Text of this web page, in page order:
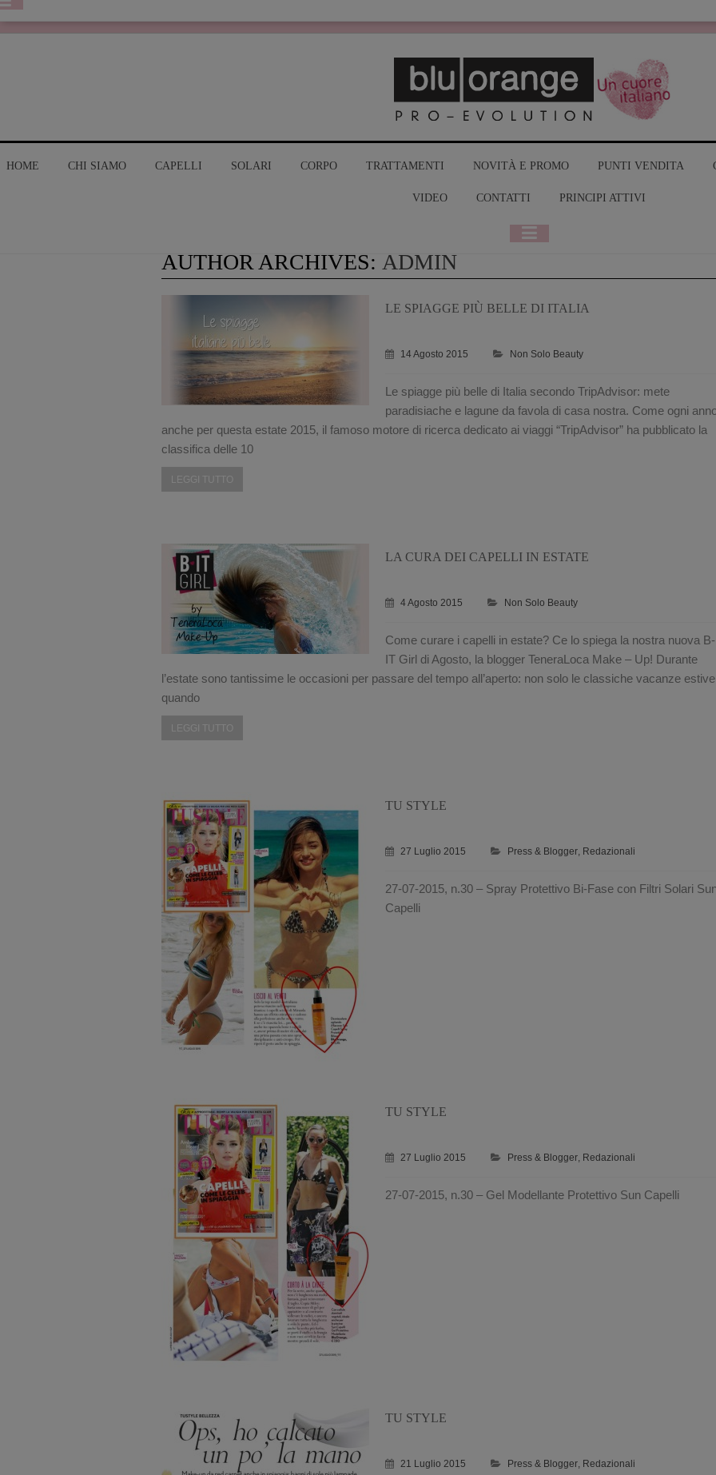
HOME CHI SIAMO CAPELLI SOLARI CORPO TRATTAMENTI NOVITÀ E PROMO PUNTI VENDITA
VIDEO CONTATTI PRINCIPI ATTIVI
AUTHOR ARCHIVES: ADMIN
LE SPIAGGE PIÙ BELLE DI ITALIA
14 Agosto 2015 Non Solo Beauty
Le spiagge più belle di Italia secondo TripAdvisor: mete
paradisiache e lagune da favola di casa nostra. Come ogni
anche per questa estate 2015, il famoso motore di ricerca dedicato ai viaggi “TripAdvisor” ha pubblicato la
classifica delle 10
LEGGI TUTTO
LA CURA DEI CAPELLI IN ESTATE
4 Agosto 2015 Non Solo Beauty
Come curare i capelli in estate? Ce lo spiega la nostra nuova B-
IT Girl di Agosto, la blogger TeneraLoca Make – Up! Durante
l’estate sono tantissime le occasioni per passare del tempo all’aperto: non solo le classiche vacanze
quando
LEGGI TUTTO
TU STYLE
27 Luglio 2015 Press & Blogger, Redazionali
27-07-2015, n.30 – Spray Protettivo Bi-Fase con Filtri Solari
Capelli
TU STYLE
27 Luglio 2015 Press & Blogger, Redazionali
27-07-2015, n.30 – Gel Modellante Protettivo Sun Capelli
TU STYLE
21 Luglio 2015 Press & Blogger, Redazionali